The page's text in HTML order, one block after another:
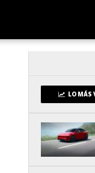
LO MÁS